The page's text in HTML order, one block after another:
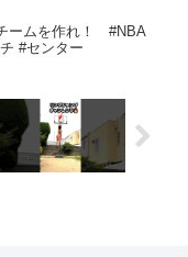
ームを作れ！ #NBA
#センター